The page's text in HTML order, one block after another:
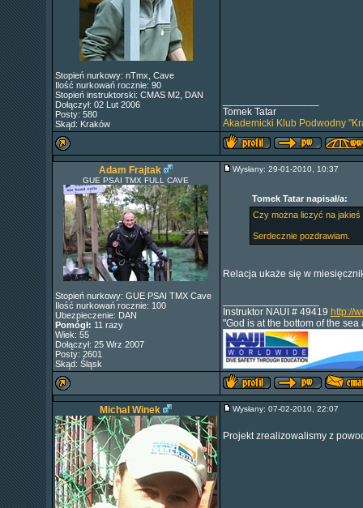
Stopień nurkowy: nTmx, Cave
Ilość nurkowań rocznie: 90
Stopień instruktorski: CMAS M2, DAN
Dołączył: 02 Lut 2006
Posty: 580
Skąd: Kraków
Tomek Tatar
Akademicki Klub Podwodny
Adam Frajtak
GUE PSAI TMX FULL CAVE
Stopień nurkowy: GUE PSAI TMX Cave
Ilość nurkowań rocznie: 100
Ubezpieczenie: DAN
Pomógł: 11 razy
Wiek: 55
Dołączył: 25 Wrz 2007
Posty: 2601
Skąd: Śląsk
Wysłany: 29-01-2010, 10:37
Tomek Tatar napisał/a:
Czy można liczyć na jakieś
Serdecznie pozdrawiam.
Relacja ukaże się w
Instruktor NAUI # 49419 http://
"God is at the bottom of the
Michal Winek Wysłany: 07-02-2010, 22:07
Projekt zrealizowalismy z